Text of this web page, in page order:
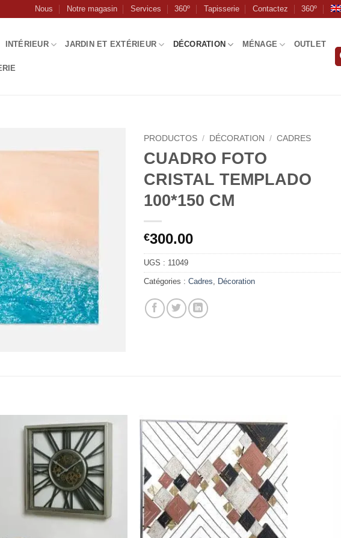
Nous Notre magasin Services 360º Tapisserie Contactez 360º
INTÉRIEUR JARDIN ET EXTÉRIEUR DÉCORATION MÉNAGE OUTLET
PRODUCTOS / DÉCORATION / CADRES
CUADRO FOTO
CRISTAL TEMPLADO
100*150 CM
€300.00
UGS : 11049
Catégories : Cadres Décoration